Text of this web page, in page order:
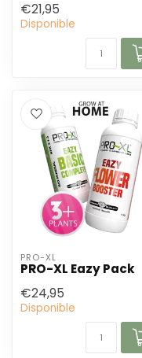
€21,95
Disponible
PRO-XL
PRO-XL Eazy Pack
€24,95
Disponible